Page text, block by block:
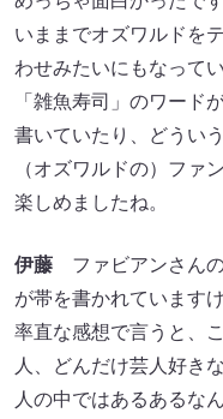
いままでオズワルドを
わせみたいにもなって
「雑魚寿司」のワード
書いていたり、どうい
（オズワルドの）ファ
楽しめましたね。
伊藤 ファビアンさん
が帯を書かれています
率直な感想で言うと、
人、どんだけ芸人好き
人の中ではあるあるな